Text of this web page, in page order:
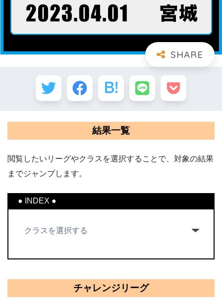
結果一覧
閲覧したいリーグやクラスを選択することで、対象の結果
までジャンプします。
● INDEX ●
チャレンジリーグ